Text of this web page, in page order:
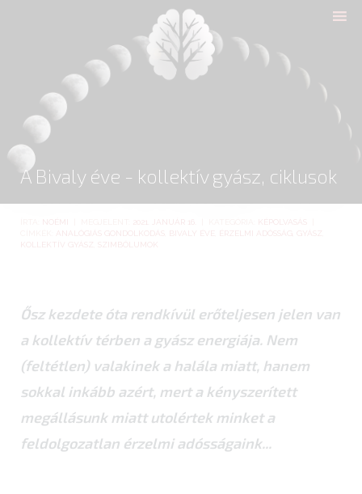
nyitólap
cikkek
biologika animália
rólam
A Bivaly éve - kollektív gyász, ciklusok
NOÉMI 2021. JANUÁR 16. KÉPOLVASÁS
ANALÓGIÁS GONDOLKODÁS BIVALY ÉVE ÉRZELMI ADÓSSÁG GYÁSZ
KOLLEKTÍV GYÁSZ
SZIMBÓLUMOK
Ősz kezdete óta rendkívül erőteljesen jelen van
a kollektív térben a gyász energiája. Nem
(feltétlen) valakinek a halála miatt, hanem
sokkal inkább azért, mert a kényszerített
megállásunk miatt utolértek minket a
feldolgozatlan érzelmi adósságaink...